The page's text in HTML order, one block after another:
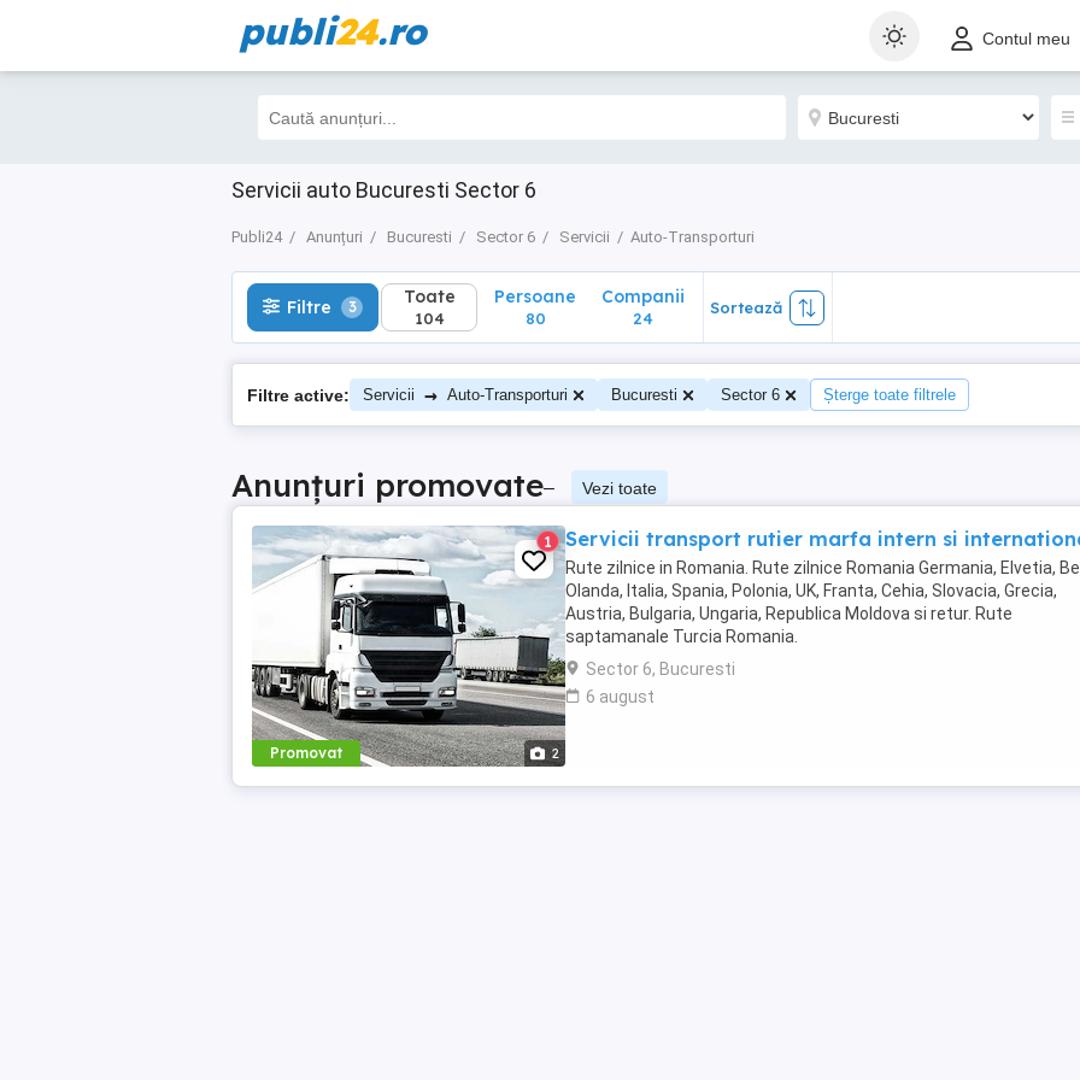
publi24.ro Contul meu
Servicii auto Bucuresti Sector 6
Publi24 Anunțuri Bucuresti Sector 6 Servicii Auto-Transporturi
Filtre 3 Toate
104
Filtre 3 Toate
104
Persoane
80
Companii
24
Sortează
Filtre active: Servicii → Auto-Transporturi Bucuresti Sector 6 Șterge toate filtrele
Anunțuri promovate– Vezi toate
Promovat 2
1 Servicii transport rutier marfa intern si
Rute zilnice in Romania. Rute zilnice Romania Germania, Elvetia,
Olanda, Italia, Spania, Polonia, UK, Franta, Cehia, Slovacia, Grecia,
Austria, Bulgaria, Ungaria, Republica Moldova si retur. Rute
saptamanale Turcia Romania.
Sector 6, Bucuresti
6 august